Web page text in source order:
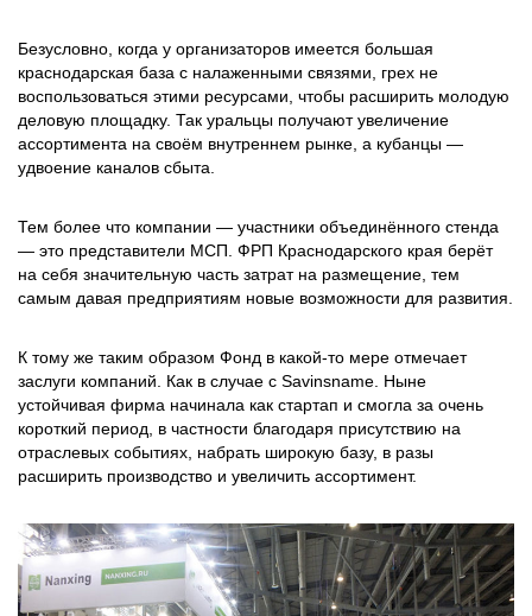
Безусловно, когда у организаторов имеется большая
краснодарская база с налаженными связями, грех не
воспользоваться этими ресурсами, чтобы расширить молодую
деловую площадку. Так уральцы получают увеличение
ассортимента на своём внутреннем рынке, а кубанцы —
удвоение каналов сбыта.
Тем более что компании — участники объединённого стенда
— это представители МСП. ФРП Краснодарского края берёт
на себя значительную часть затрат на размещение, тем
самым давая предприятиям новые возможности для развития.
К тому же таким образом Фонд в какой-то мере отмечает
заслуги компаний. Как в случае с Savinsname. Ныне
устойчивая фирма начинала как стартап и смогла за очень
короткий период, в частности благодаря присутствию на
отраслевых событиях, набрать широкую базу, в разы
расширить производство и увеличить ассортимент.